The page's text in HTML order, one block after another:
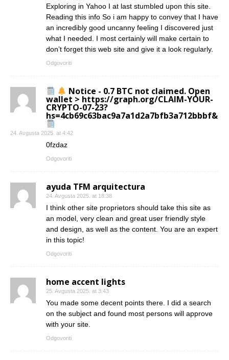
Exploring in Yahoo I at last stumbled upon this site.
Reading this info So i am happy to convey that I have
an incredibly good uncanny feeling I discovered just
what I needed. I most certainly will make certain to
don’t forget this web site and give it a look regularly.
Odgovoriti
Notice - 0.7 BTC not claimed. Open
wallet > https://graph.org/CLAIM-YOUR-
CRYPTO-07-23?
hs=4cb69c63bac9a7a1d2a7bfb3a712bbbf&
24. Avgusta 2025. at 4:42
0fzdaz
Odgovoriti
ayuda TFM arquitectura
24. Avgusta 2025. at 18:38
I think other site proprietors should take this site as
an model, very clean and great user friendly style
and design, as well as the content. You are an expert
in this topic!
Odgovoriti
home accent lights
25. Avgusta 2025. at 3:43
You made some decent points there. I did a search
on the subject and found most persons will approve
with your site.
Odgovoriti